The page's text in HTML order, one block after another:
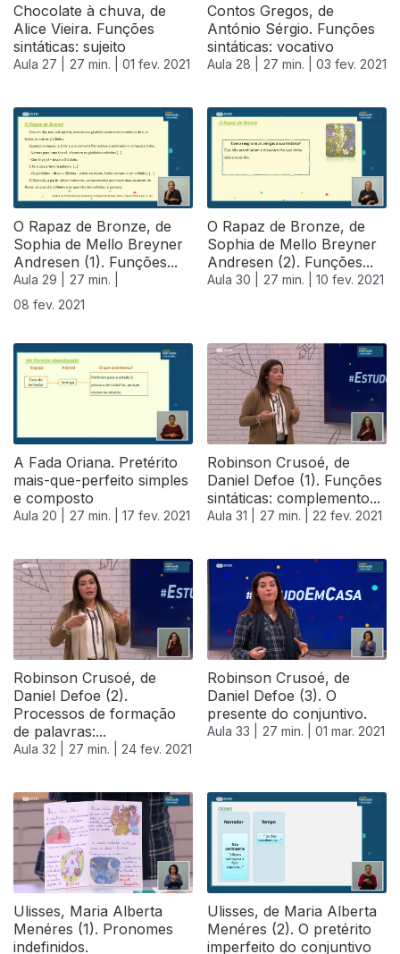
Chocolate à chuva, de
Alice Vieira. Funções
sintáticas: sujeito
Aula 27 | 27 min. | 01 fev. 2021
Contos Gregos, de
António Sérgio. Funções
sintáticas: vocativo
Aula 28 | 27 min. | 03 fev. 2021
O Rapaz de Bronze, de
Sophia de Mello Breyner
Andresen (1). Funções...
Aula 29 |
27 min. |
08 fev. 2021
O Rapaz de Bronze, de
Sophia de Mello Breyner
Andresen (2). Funções...
Aula 30 | 27 min. | 10 fev. 2021
A Fada Oriana. Pretérito
mais-que-perfeito simples
e composto
Aula 20 | 27 min. | 17 fev. 2021
Robinson Crusoé, de
Daniel Defoe (1). Funções
sintáticas: complemento...
Aula 31 | 27 min. | 22 fev. 2021
Robinson Crusoé, de
Daniel Defoe (2).
Processos de formação
de palavras:...
Aula 32 | 27 min. | 24 fev. 2021
Robinson Crusoé, de
Daniel Defoe (3). O
presente do conjuntivo.
Aula 33 | 27 min. | 01 mar. 2021
Ulisses, Maria Alberta
Menéres (1). Pronomes
indefinidos.
Ulisses, de Maria Alberta
Menéres (2). O pretérito
imperfeito do conjuntivo
529115